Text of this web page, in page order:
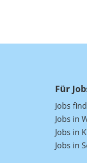
Für
Jobs
Jobs in
Jobs in
Jobs in